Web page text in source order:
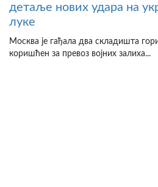
детаље нових удара на
луке
Москва је гађала два складишта
коришћен за превоз војних залиха...